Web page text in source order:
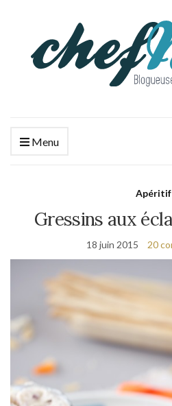
Menu
Apéritif
Gressins aux
18 juin 2015 20